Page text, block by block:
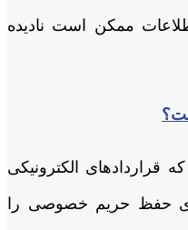
ممکن است نادیده
قراردادهای الکترونیکی
حفظ حریم خصوصی را